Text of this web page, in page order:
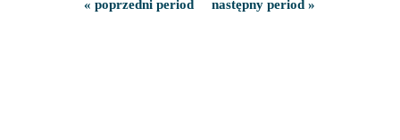
« poprzedni period następny period »